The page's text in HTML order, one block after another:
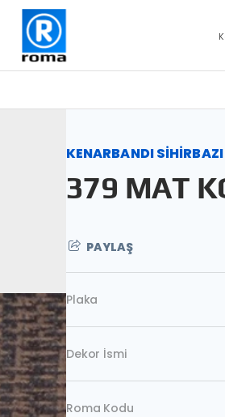
KENARBANDI SİHİRBAZI
379 MAT
PAYLAŞ
Plaka
Dekor İsmi
Roma Kodu